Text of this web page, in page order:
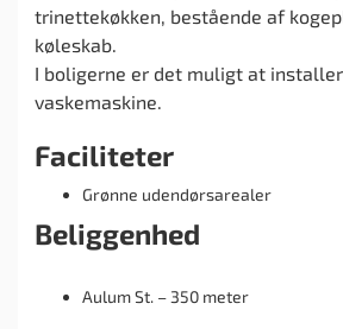
trinettekøkken, bestående af
køleskab.
I boligerne er det muligt at
vaskemaskine.
Faciliteter
Grønne udendørsarealer
Beliggenhed
Aulum St. – 350 meter